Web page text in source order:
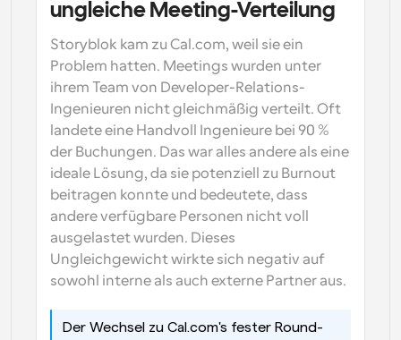
ungleiche Meeting-Verteilung
Storyblok kam zu Cal.com, weil sie ein
Problem hatten. Meetings wurden unter
ihrem Team von Developer-Relations-
Ingenieuren nicht gleichmäßig verteilt. Oft
landete eine Handvoll Ingenieure bei 90 %
der Buchungen. Das war alles andere als eine
ideale Lösung, da sie potenziell zu Burnout
beitragen konnte und bedeutete, dass
andere verfügbare Personen nicht voll
ausgelastet wurden. Dieses
Ungleichgewicht wirkte sich negativ auf
sowohl interne als auch externe Partner aus.
Der Wechsel zu Cal.com's fester Round-